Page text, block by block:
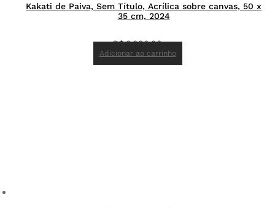
Kakati de Paiva, Sem Título, Acrílica sobre canvas, 50 x
35 cm, 2024
R$6.000,00
Adicionar ao carrinho